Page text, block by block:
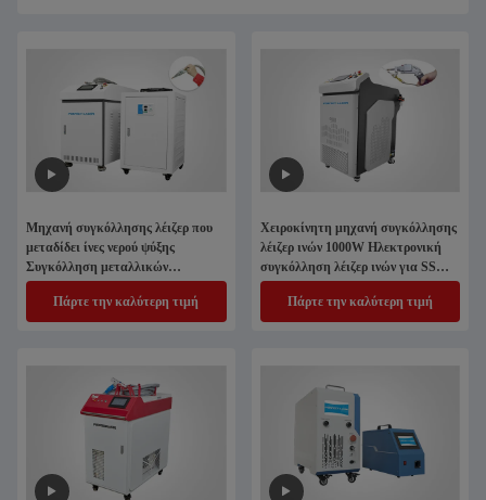
Μηχανή συγκόλλησης λέιζερ που
μεταδίδει ίνες νερού ψύξης
Συγκόλληση μεταλλικών
εξαρτημάτων υψηλής ακρίβειας
Πάρτε την καλύτερη τιμή
Χειροκίνητη μηχανή συγκόλλησης
λέιζερ ινών 1000W Ηλεκτρονική
συγκόλληση λέιζερ ινών για SS
αλουμίνιο
Πάρτε την καλύτερη τιμή